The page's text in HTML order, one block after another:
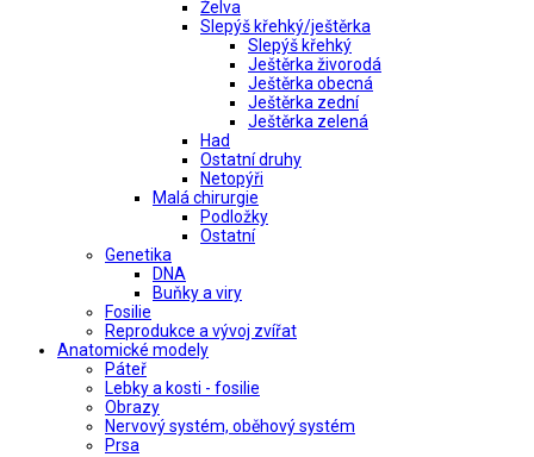
Želva
Slepýš křehký/ještěrka
Slepýš křehký
Ještěrka živorodá
Ještěrka obecná
Ještěrka zední
Ještěrka zelená
Had
Ostatní druhy
Netopýři
Malá chirurgie
Podložky
Ostatní
Genetika
DNA
Buňky a viry
Fosilie
Reprodukce a vývoj zvířat
Anatomické modely
Páteř
Lebky a kosti - fosilie
Obrazy
Nervový systém, oběhový systém
Prsa